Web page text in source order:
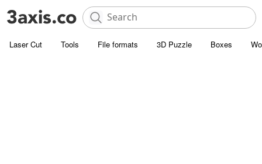
Laser Cut Tools File formats 3D Puzzle Boxes